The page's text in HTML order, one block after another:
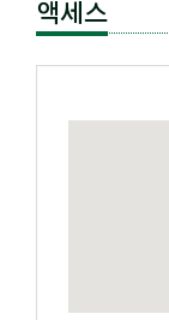
액세스